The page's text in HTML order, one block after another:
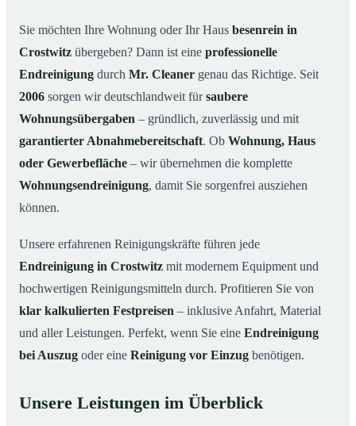
03Warum Mr. Cleaner in Crostwitz?
04So läuft die Endreinigung in Crostwitz ab
05Typische Anlässe für eine Endreinigung
07Jetzt Angebot anfordern
08So sieht eine professionelle Endreinigung in
Sie möchten Ihre Wohnung oder Ihr Haus besenrein in
Crostwitz übergeben? Dann ist eine professionelle
Endreinigung durch Mr. Cleaner genau das Richtige. Seit
2006 sorgen wir deutschlandweit fürsaubere
Wohnungsübergaben – gründlich, zuverlässig und mit
garantierter Abnahmebereitschaft. Ob Wohnung, Haus
oder Gewerbefläche – wir übernehmen die komplette
Wohnungsendreinigung, damit Sie sorgenfrei ausziehen
können.
Unsere erfahrenen Reinigungskräfte führen jede
Endreinigung in Crostwitz mit modernem Equipment und
hochwertigen Reinigungsmitteln durch. Profitieren Sie von
klar kalkulierten Festpreisen – inklusive Anfahrt, Material
und aller Leistungen. Perfekt, wenn Sie eine Endreinigung
bei Auszug oder eine Reinigung vor Einzug benötigen.
Unsere Leistungen im Überblick